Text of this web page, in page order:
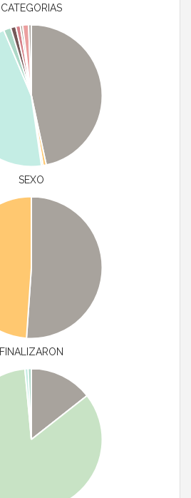
CATEGORIAS
SEXO
FINALIZARON